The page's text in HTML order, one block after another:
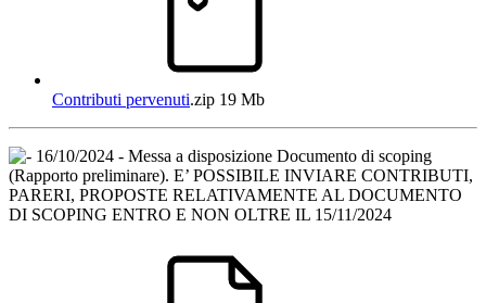
Contributi pervenuti.zip 19 Mb
16/10/2024 - Messa a disposizione Documento di scoping
(Rapporto preliminare). E’ POSSIBILE INVIARE CONTRIBUTI,
PARERI, PROPOSTE RELATIVAMENTE AL DOCUMENTO
DI SCOPING ENTRO E NON OLTRE IL 15/11/2024